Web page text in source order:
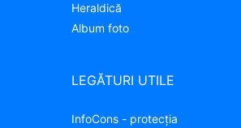
Heraldică
Album foto
LEGĂTURI UTILE
InfoCons - protecția